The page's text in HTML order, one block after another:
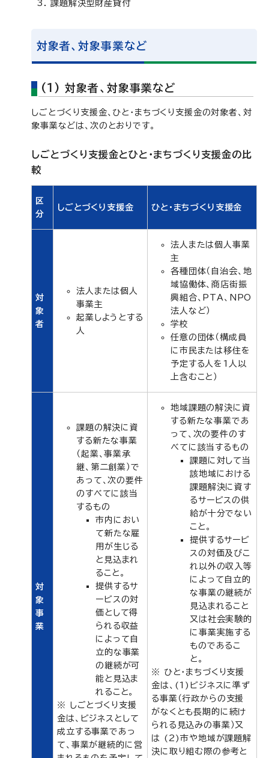
課題解決型財産貸付
対象者、対象事業など
(1) 対象者、対象事業など
しごとづくり支援金、ひと・まちづくり支援金の対象者、対
象事業などは、次のとおりです。
しごとづくり支援金とひと・まちづくり支援金の比
較
区
分
しごとづくり支援金 ひと・まちづくり支援金
対
象
者
法人または個人
事業主
起業しようとする
人
法人または個人事業
主
各種団体（自治会、地
域協働体、商店街振
興組合、PTA、NPO
法人など）
学校
任意の団体（構成員
に市民または移住を
予定する人を1人以
上含むこと）
対
象
事
業
課題の解決に資
する新たな事業
（起業、事業承
継、第二創業）で
あって、次の要件
のすべてに該当
するもの
市内におい
て新たな雇
用が生じる
と見込まれ
ること。
提供するサ
ービスの対
価として得
られる収益
によって自
立的な事業
の継続が可
能と見込ま
れること。
※ しごとづくり支援
金は、ビジネスとして
成立する事業であっ
て、事業が継続的に営
地域課題の解決に資
する新たな事業であ
って、次の要件のす
べてに該当するもの
課題に対して当
該地域における
課題解決に資す
るサービスの供
給が十分でない
こと。
提供するサービ
スの対価及びこ
れ以外の収入等
によって自立的
な事業の継続が
見込まれること
又は社会実験的
に事業実施する
ものであるこ
と。
※ ひと・まちづくり支援
金は、(1)ビジネスに準ず
る事業（行政からの支援
がなくとも長期的に続け
られる見込みの事業）又
は (2)市や地域が課題解
決に取り組む際の参考と